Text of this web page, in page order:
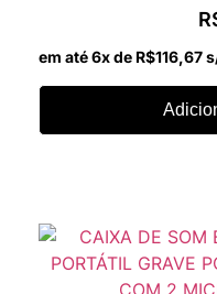
em até 6x de R$116,67